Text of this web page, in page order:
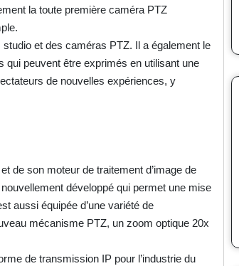
la toute première caméra PTZ
et des caméras PTZ. Il a également le
qui peuvent être exprimés en utilisant une
de nouvelles expériences, y
de son moteur de traitement d’image de
développé qui permet une mise
aussi équipée d’une variété de
mécanisme PTZ, un zoom optique 20x
de transmission IP pour l’industrie du